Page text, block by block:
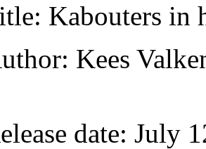
: Kabouters in
: Kees
date: July